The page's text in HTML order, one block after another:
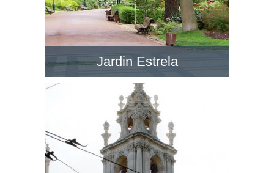
Jardin Estrela
Le Jardim da Estrela en face de la BasÃ­lica da
Estrela est un jardin romantique avec de petits
lacs, dans un style anglais. Visitez ce jardin !